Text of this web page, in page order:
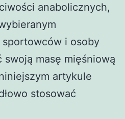
anabolicznych,
i osoby
masę mięśniową
artykule
stosować